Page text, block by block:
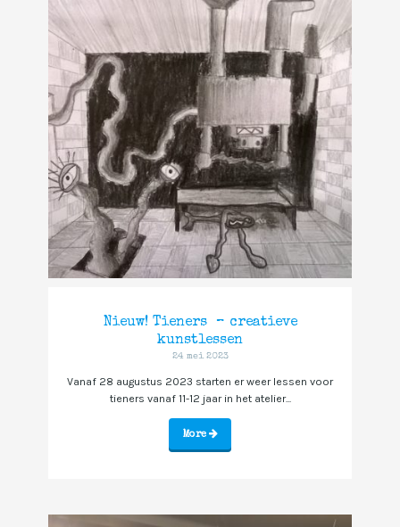
Nieuw! Tieners – creatieve
kunstlessen
24 mei 2023
Vanaf 28 augustus 2023 starten er weer lessen voor
tieners vanaf 11-12 jaar in het atelier...
More